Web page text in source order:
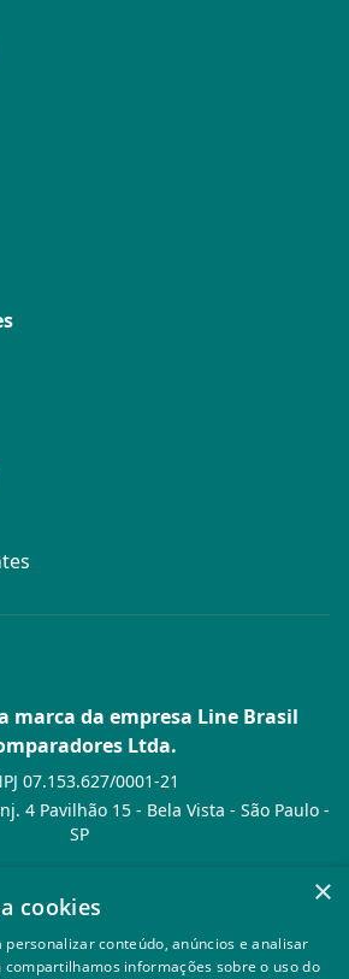
marca da empresa Line Brasil
Ltda.
07.153.627/0001-21
4 Pavilhão 15 - Bela Vista - São Paulo -
SP
×
cookies
conteúdo, anúncios e analisar
compartilhamos informações sobre o uso do